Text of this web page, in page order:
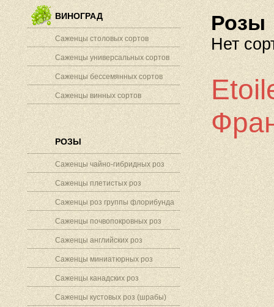
ВИНОГРАД
Саженцы столовых сортов
Саженцы универсальных сортов
Саженцы бессемянных сортов
Саженцы винных сортов
РОЗЫ
Саженцы чайно-гибридных роз
Саженцы плетистых роз
Саженцы роз группы флорибунда
Саженцы почвопокровных роз
Саженцы английских роз
Саженцы миниатюрных роз
Саженцы канадских роз
Саженцы кустовых роз (шрабы)
Розы
Нет